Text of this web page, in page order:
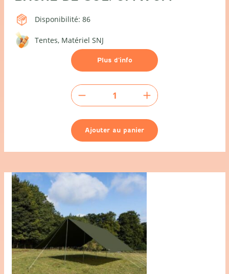
Disponibilité: 86
Tentes Matériel SNJ
Plus d’info
de
de
sol:
5m
x
Ajouter au panier